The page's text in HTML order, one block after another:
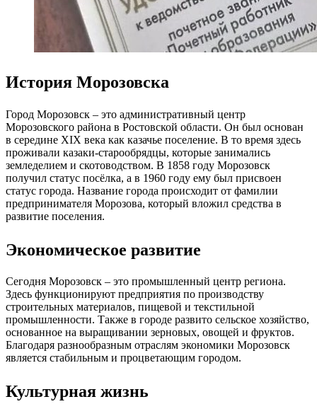
История Морозовска
Город Морозовск – это административный центр
Морозовского района в Ростовской области. Он был основан
в середине XIX века как казачье поселение. В то время здесь
проживали казаки-старообрядцы, которые занимались
земледелием и скотоводством. В 1858 году Морозовск
получил статус посёлка, а в 1960 году ему был присвоен
статус города. Название города происходит от фамилии
предпринимателя Морозова, который вложил средства в
развитие поселения.
Экономическое развитие
Сегодня Морозовск – это промышленный центр региона.
Здесь функционируют предприятия по производству
строительных материалов, пищевой и текстильной
промышленности. Также в городе развито сельское хозяйство,
основанное на выращивании зерновых, овощей и фруктов.
Благодаря разнообразным отраслям экономики Морозовск
является стабильным и процветающим городом.
Культурная жизнь